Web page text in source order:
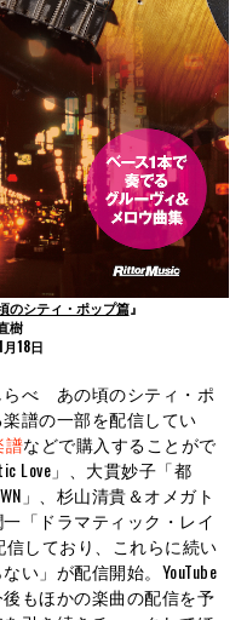
シティ・ポップ篇』
樹
18日
らべ あの頃のシティ・ポ
譜の一部を配信してい
譜などで購入することがで
Love」、大貫妙子「都
」、杉山清貴＆オメガト
「ドラマティック・レイ
信しており、これらに続い
い」が配信開始。YouTube
もほかの楽曲の配信を予